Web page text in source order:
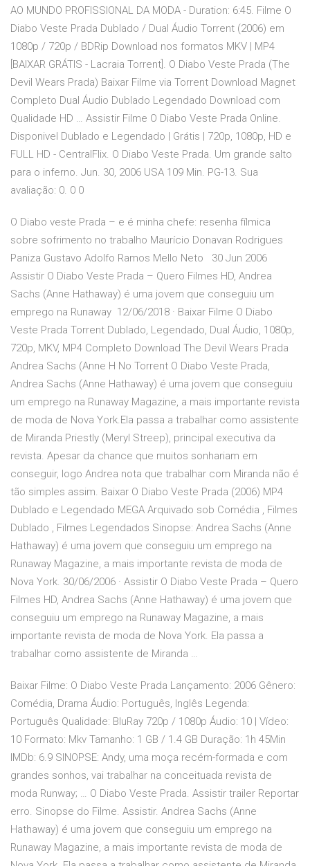
AO MUNDO PROFISSIONAL DA MODA - Duration: 6:45. Filme O
Diabo Veste Prada Dublado / Dual Áudio Torrent (2006) em
1080p / 720p / BDRip Download nos formatos MKV | MP4
[BAIXAR GRÁTIS - Lacraia Torrent]. O Diabo Veste Prada (The
Devil Wears Prada) Baixar Filme via Torrent Download Magnet
Completo Dual Áudio Dublado Legendado Download com
Qualidade HD … Assistir Filme O Diabo Veste Prada Online.
Disponivel Dublado e Legendado | Grátis | 720p, 1080p, HD e
FULL HD - CentralFlix. O Diabo Veste Prada. Um grande salto
para o inferno. Jun. 30, 2006 USA 109 Min. PG-13. Sua
avaliação: 0. 0 0
O Diabo veste Prada – e é minha chefe: resenha fílmica
sobre sofrimento no trabalho Maurício Donavan Rodrigues
Paniza Gustavo Adolfo Ramos Mello Neto 30 Jun 2006
Assistir O Diabo Veste Prada – Quero Filmes HD, Andrea
Sachs (Anne Hathaway) é uma jovem que conseguiu um
emprego na Runaway 12/06/2018 · Baixar Filme O Diabo
Veste Prada Torrent Dublado, Legendado, Dual Áudio, 1080p,
720p, MKV, MP4 Completo Download The Devil Wears Prada
Andrea Sachs (Anne H No Torrent O Diabo Veste Prada,
Andrea Sachs (Anne Hathaway) é uma jovem que conseguiu
um emprego na Runaway Magazine, a mais importante revista
de moda de Nova York.Ela passa a trabalhar como assistente
de Miranda Priestly (Meryl Streep), principal executiva da
revista. Apesar da chance que muitos sonhariam em
conseguir, logo Andrea nota que trabalhar com Miranda não é
tão simples assim. Baixar O Diabo Veste Prada (2006) MP4
Dublado e Legendado MEGA Arquivado sob Comédia , Filmes
Dublado , Filmes Legendados Sinopse: Andrea Sachs (Anne
Hathaway) é uma jovem que conseguiu um emprego na
Runaway Magazine, a mais importante revista de moda de
Nova York. 30/06/2006 · Assistir O Diabo Veste Prada – Quero
Filmes HD, Andrea Sachs (Anne Hathaway) é uma jovem que
conseguiu um emprego na Runaway Magazine, a mais
importante revista de moda de Nova York. Ela passa a
trabalhar como assistente de Miranda …
Baixar Filme: O Diabo Veste Prada Lançamento: 2006 Gênero:
Comédia, Drama Áudio: Português, Inglês Legenda:
Português Qualidade: BluRay 720p / 1080p Áudio: 10 | Vídeo:
10 Formato: Mkv Tamanho: 1 GB / 1.4 GB Duração: 1h 45Min
IMDb: 6.9 SINOPSE: Andy, uma moça recém-formada e com
grandes sonhos, vai trabalhar na conceituada revista de
moda Runway; … O Diabo Veste Prada. Assistir trailer Reportar
erro. Sinopse do Filme. Assistir. Andrea Sachs (Anne
Hathaway) é uma jovem que conseguiu um emprego na
Runaway Magazine, a mais importante revista de moda de